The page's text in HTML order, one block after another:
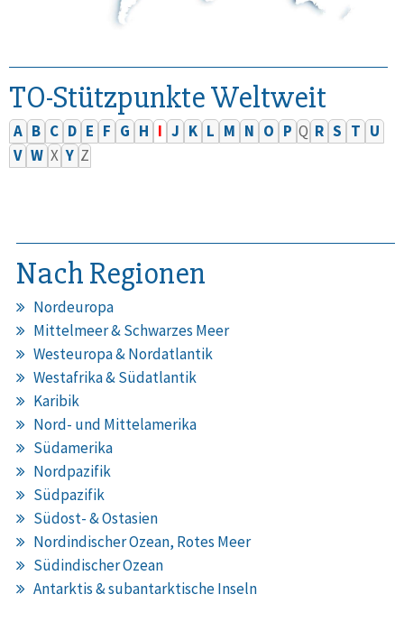
TO-Stützpunkte Weltweit
A B C D E F G H I J K L M N O P Q R S T U
V W X Y Z
Nach Regionen
Nordeuropa
Mittelmeer & Schwarzes Meer
Westeuropa & Nordatlantik
Westafrika & Südatlantik
Karibik
Nord- und Mittelamerika
Südamerika
Nordpazifik
Südpazifik
Südost- & Ostasien
Nordindischer Ozean, Rotes Meer
Südindischer Ozean
Antarktis & subantarktische Inseln